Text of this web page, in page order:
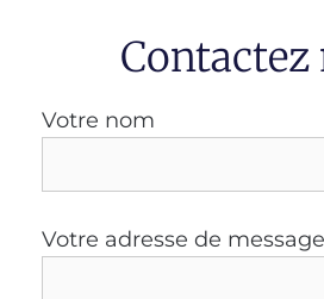
Contactez
Votre nom
Votre adresse de